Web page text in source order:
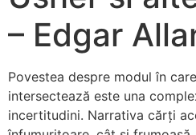
– Edgar
Povestea despre modul în
intersectează este una
incertitudini. Narrativa cărți